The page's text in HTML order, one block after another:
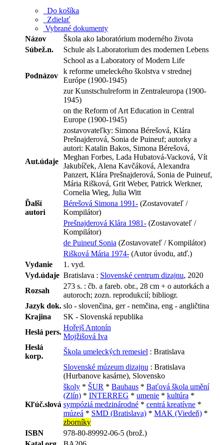
Do košíka
Zdielať
Vybrané dokumenty
Názov
Škola ako laboratórium moderného života
Súbež.n.
Schule als Laboratorium des modernen Lebens
School as a Laboratory of Modern Life
Podnázov
k reforme umeleckého školstva v strednej
Európe (1900-1945)
zur Kunstschulreform in Zentraleuropa (1900-
1945)
on the Reform of Art Education in Central
Europe (1900-1945)
Aut.údaje
zostavovateľky: Simona Bérešová, Klára
Prešnajderová, Sonia de Puineuf; autorky a
autori: Katalin Bakos, Simona Bérešová,
Meghan Forbes, Lada Hubatová-Vacková, Vít
Jakubíček, Alena Kavčáková, Alexandra
Panzert, Klára Prešnajderová, Sonia de Puineuf,
Mária Rišková, Grit Weber, Patrick Werkner,
Cornelia Wieg, Julia Witt
Ďalší
autori
Bérešová Simona 1991- (Zostavovateľ /
Kompilátor)
Prešnajderová Klára 1981- (Zostavovateľ /
Kompilátor)
de Puineuf Sonia (Zostavovateľ / Kompilátor)
Rišková Mária 1974- (Autor úvodu, atď.)
Vydanie
1. vyd.
Vyd.údaje Bratislava : Slovenské centrum dizajnu, 2020
Rozsah
273 s. : čb. a fareb. obr., 28 cm + o autorkách a
autoroch; zozn. reprodukcií; bibliogr.
Jazyk dok. slo - slovenčina, ger - nemčina, eng - angličtina
Krajina
SK - Slovenská republika
Heslá pers.
Hořejš Antonín
Mojžišová Iva
Heslá
korp.
Škola umeleckých remesiel : Bratislava
Slovenské múzeum dizajnu : Bratislava
(Hurbanove kasárne), Slovensko
Kľúč.slová
školy * ŠUR * Bauhaus * Baťová škola umění
(Zlín) * INTERREG * umenie * kultúra *
sympóziá medzinárodné * centrá kreatívne *
múzeá * SMD (Bratislava) * MAK (Viedeň) *
zborníky
ISBN
978-80-89992-06-5 (brož.)